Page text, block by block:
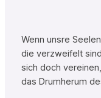
Wenn unsre
die verzweifelt
sich doch vereinen,
das Drumherum